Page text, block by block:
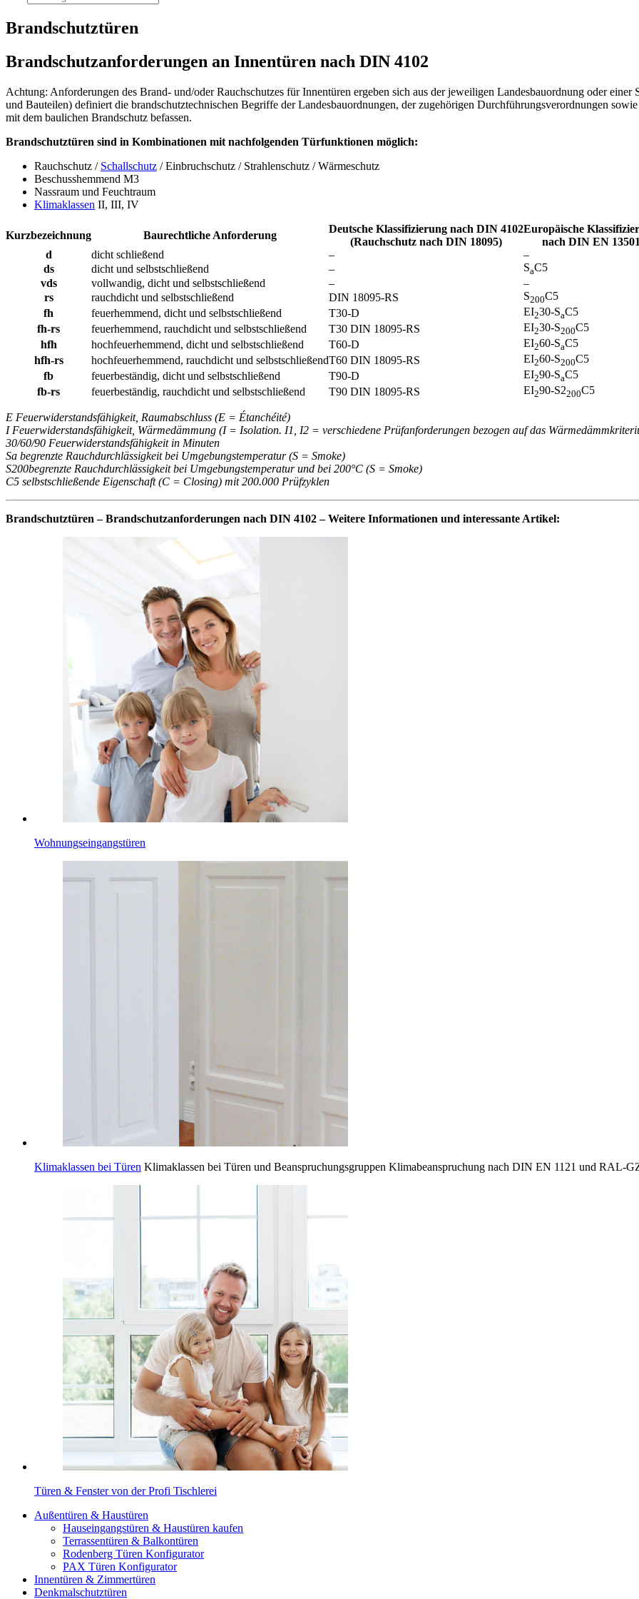
Brandschutztüren
Brandschutzanforderungen an Innentüren nach DIN 4102
Achtung: Anforderungen des Brand- und/oder Rauchschutzes für Innentüren ergeben sich aus der jeweiligen Landesbauordnung oder
und Bauteilen) definiert die brandschutztechnischen Begriffe der Landesbauordnungen, der zugehörigen Durchführungsverordnungen
mit dem baulichen Brandschutz befassen.
Brandschutztüren sind in Kombinationen mit nachfolgenden Türfunktionen möglich:
Rauchschutz / Schallschutz / Einbruchschutz / Strahlenschutz / Wärmeschutz
Beschusshemmend M3
Nassraum und Feuchtraum
Klimaklassen II, III, IV
Kurzbezeichnung Baurechtliche Anforderung
Deutsche Klassifizierung nach DIN 4102
(Rauchschutz nach DIN 18095)
Europäische
nach DIN EN
d
dicht schließend –
–
ds
dicht und selbstschließend – SaC5
vds
vollwandig, dicht und selbstschließend –
–
rs
rauchdicht und selbstschließend DIN 18095-RS S200C5
fh
feuerhemmend, dicht und selbstschließend T30-D EI230-SaC5
fh-rs
feuerhemmend, rauchdicht und selbstschließend T30 DIN 18095-RS EI230-S200C5
hfh
hochfeuerhemmend, dicht und selbstschließend T60-D EI260-SaC5
hfh-rs
hochfeuerhemmend, rauchdicht und selbstschließendT60 DIN 18095-RS EI260-S200C5
fb
feuerbeständig, dicht und selbstschließend T90-D EI290-SaC5
fb-rs
feuerbeständig, rauchdicht und selbstschließend T90 DIN 18095-RS EI290-S2200C5
E Feuerwiderstandsfähigkeit, Raumabschluss (E = Étanchéité)
I Feuerwiderstandsfähigkeit, Wärmedämmung (I = Isolation. I1, I2 = verschiedene Prüfanforderungen bezogen auf das
30/60/90 Feuerwiderstandsfähigkeit in Minuten
Sa begrenzte Rauchdurchlässigkeit bei Umgebungstemperatur (S = Smoke)
S200begrenzte Rauchdurchlässigkeit bei Umgebungstemperatur und bei 200°C (S = Smoke)
C5 selbstschließende Eigenschaft (C = Closing) mit 200.000 Prüfzyklen
Brandschutztüren – Brandschutzanforderungen nach DIN 4102 – Weitere Informationen und interessante Artikel:
Wohnungseingangstüren
Klimaklassen bei Türen Klimaklassen bei Türen und Beanspruchungsgruppen Klimabeanspruchung nach DIN EN 1121 und RAL-
Türen & Fenster von der Profi Tischlerei
Außentüren & Haustüren
Hauseingangstüren & Haustüren kaufen
Terrassentüren & Balkontüren
Rodenberg Türen Konfigurator
PAX Türen Konfigurator
Innentüren & Zimmertüren
Denkmalschutztüren